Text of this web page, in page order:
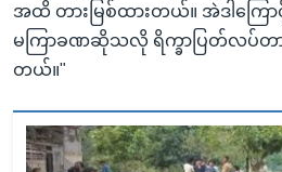
အထိ တားမြစ်ထားတယ်။ အဲဒါကြော
မကြာခဏဆိုသလို ရိက္ခာပြတ်လပ်တ
တယ်။"